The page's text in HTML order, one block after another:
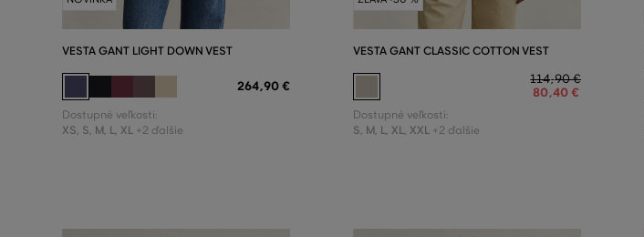
VESTA GANT LIGHT DOWN VEST
264,90 €
Dostupné veľkosti:
XS, S, M, L, XL +2 ďalšie
VESTA GANT CLASSIC COTTON VEST
114,90 €
80,40 €
Dostupné veľkosti:
S, M, L, XL, XXL +2 ďalšie